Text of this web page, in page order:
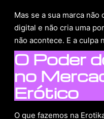
Mas se a sua marca
digital e não cria uma
não acontece. E a culpa
O Poder
no
Erótico
O que fazemos na